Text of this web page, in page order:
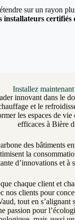
sur un rayon
installateurs certifiés
Installez
innovant dans le
et le
les espaces de
efficaces à Bière
des bâtiments
la
d’innovations et
chaque client et
nos clients pour
tout en
passion pour